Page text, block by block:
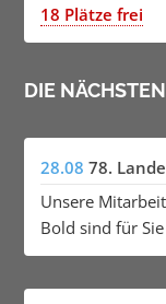
18 Plätze frei
DIE
28.08 78.
Unsere
Bold sind für